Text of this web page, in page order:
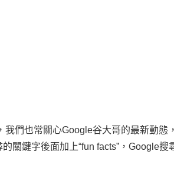
，我們也常關心Google谷大哥的最新動態
關鍵字後面加上“fun facts”，Google搜